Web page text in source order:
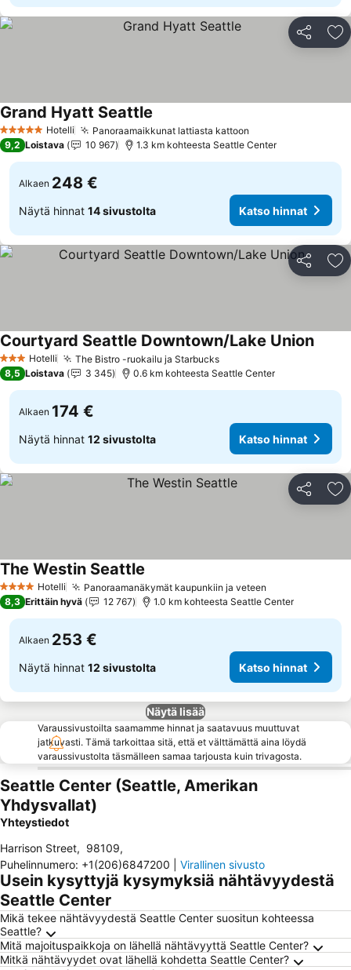
Jaa
5 Tähtiluokitus
Hotelli Panoraamaikkunat lattiasta kattoon
Grand Hyatt Seattle
9,2 Loistava 10 967 1.3 km kohteesta Seattle Center
Alkaen 248 €
Näytä hinnat 14 sivustolta Katso hinnat
Jaa
3 Tähtiluokitus
Hotelli The Bistro -ruokailu ja Starbucks
Courtyard Seattle Downtown/Lake Union
8,5 Loistava 3 345 0.6 km kohteesta Seattle Center
Alkaen 174 €
Näytä hinnat 12 sivustolta Katso hinnat
Jaa
4 Tähtiluokitus
Hotelli Panoraamanäkymät kaupunkiin ja veteen
The Westin Seattle
8,3 Erittäin hyvä 12 767 1.0 km kohteesta Seattle Center
Alkaen 253 €
Näytä hinnat 12 sivustolta Katso hinnat
Näytä lisää
Varaussivustoilta saamamme hinnat ja saatavuus muuttuvat
jatkuvasti. Tämä tarkoittaa sitä, että et välttämättä aina löydä
varaussivustolta täsmälleen samaa tarjousta kuin trivagosta.
Seattle Center (Seattle, Amerikan
Yhdysvallat)
Yhteystiedot
Harrison Street, 98109,
Puhelinnumero: +1(206)6847200 Virallinen sivusto
Usein kysyttyjä kysymyksiä nähtävyydestä
Seattle Center
Mikä tekee nähtävyydestä Seattle Center suositun kohteessa
Seattle?
Mitä majoituspaikkoja on lähellä nähtävyyttä Seattle Center?
Mitkä nähtävyydet ovat lähellä kohdetta Seattle Center?